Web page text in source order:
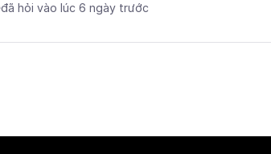
đã hỏi vào lúc 6 ngày trước